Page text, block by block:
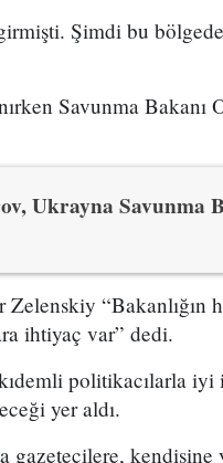
Şimdi bu
Savunma Bakanı
Ukrayna Savunma
“Bakanlığın
ihtiyaç var” dedi.
politikacılarla
yer aldı.
gazetecilere,